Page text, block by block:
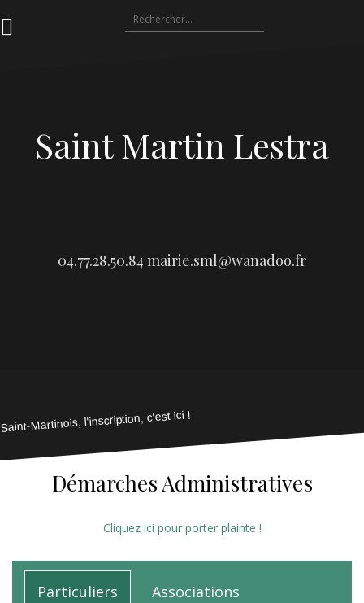
au
Rechercher :
Saint Martin Lestra
04.77.28.50.84 mairie.sml@wanadoo.fr
Saint-Martinois, l'inscription, c'est ici !
Démarches Administratives
Cliquez ici pour porter plainte !
Particuliers Associations